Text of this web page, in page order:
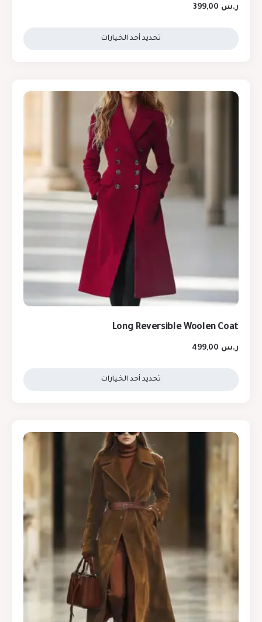
ر.س
تحديد أحد الخيارات
Long Reversible Woolen Coat
ر.س
تحديد أحد الخيارات